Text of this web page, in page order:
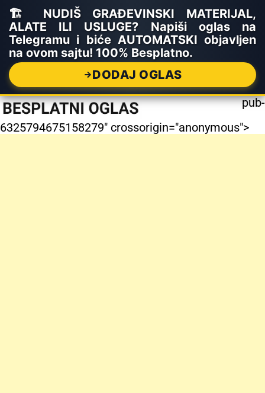
🏗️ NUDIŠ GRAĐEVINSKI MATERIJAL,
ALATE ILI USLUGE? Napiši oglas na
Telegramu i biće AUTOMATSKI objavljen
na ovom sajtu! 100% Besplatno.
DODAJ OGLAS
pub-
6325794675158279" crossorigin="anonymous">